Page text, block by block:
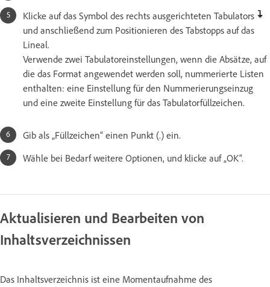
Klicke auf das Symbol des rechts ausgerichteten Tabulators
und anschließend zum Positionieren des Tabstopps auf das
Lineal.
Verwende zwei Tabulatoreinstellungen, wenn die Absätze, auf
die das Format angewendet werden soll, nummerierte Listen
enthalten: eine Einstellung für den Nummerierungseinzug
und eine zweite Einstellung für das Tabulatorfüllzeichen.
Gib als „Füllzeichen“ einen Punkt (.) ein.
Wähle bei Bedarf weitere Optionen, und klicke auf „OK“.
Aktualisieren und Bearbeiten von
Inhaltsverzeichnissen
Das Inhaltsverzeichnis ist eine Momentaufnahme des